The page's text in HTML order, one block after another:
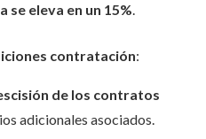
se eleva en un 15%.
contratación:
de los contratos
adicionales asociados.